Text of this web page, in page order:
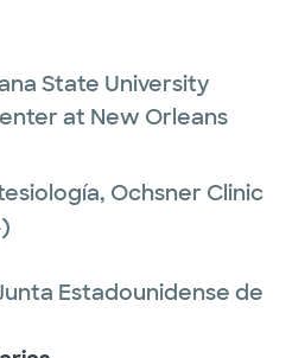
State University
at New Orleans
Ochsner Clinic
Estadounidense de